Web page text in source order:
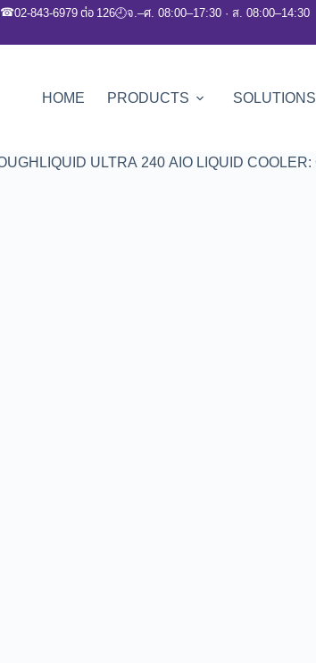
☎02-843-6979 ต่อ 126🕘จ.–ศ. 08:00–17:30 · ส. 08:00–14:30
HOME PRODUCTS SOLUTIONS